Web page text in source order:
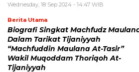
Wednesday, 18 Sep 2024 - 14:47 WIB
Berita Utama
Biografi Singkat Machfudz
Dalam Tarikat Tijaniyyah
“Machfuddin Maulana At-Tasir”
Wakil Muqoddam Thoriqoh At-
Tijaniyyah